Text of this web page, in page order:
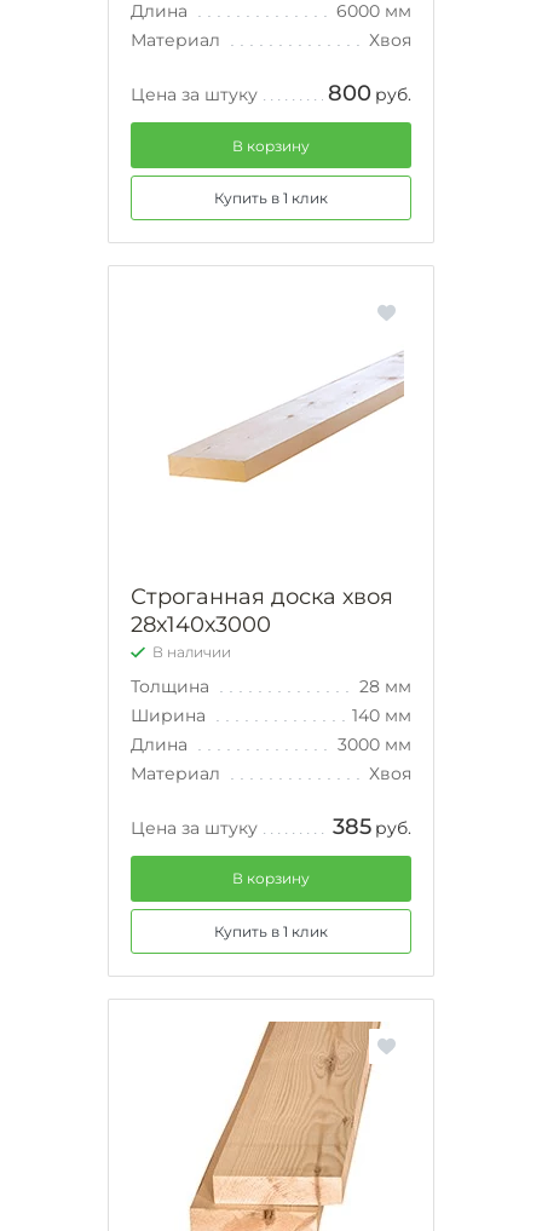
Длина
6000 мм
Материал
Хвоя
Цена за штуку 800 руб.
В корзину
Купить в 1 клик
Строганная доска хвоя
28х140х3000
В наличии
Толщина
28 мм
Ширина
140 мм
Длина
3000 мм
Материал
Хвоя
Цена за штуку 385 руб.
В корзину
Купить в 1 клик